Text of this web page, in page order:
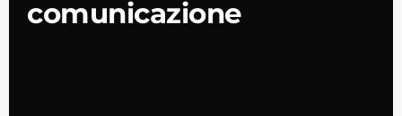
comunicazione